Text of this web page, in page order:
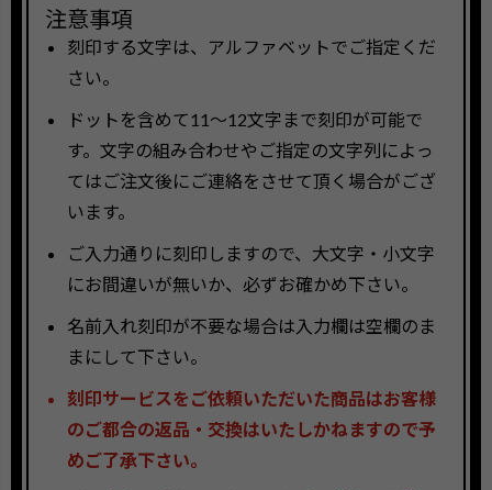
注意事項
刻印する文字は、アルファベットでご指定くだ
さい。
ドットを含めて11〜12文字まで刻印が可能で
す。文字の組み合わせやご指定の文字列によっ
てはご注文後にご連絡をさせて頂く場合がござ
います。
ご入力通りに刻印しますので、大文字・小文字
にお間違いが無いか、必ずお確かめ下さい。
名前入れ刻印が不要な場合は入力欄は空欄のま
まにして下さい。
刻印サービスをご依頼いただいた商品はお客様
のご都合の返品・交換はいたしかねますので予
めご了承下さい。